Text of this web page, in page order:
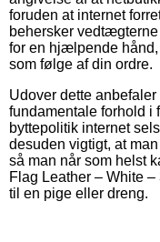
foruden at internet
behersker
for en hjælpende
som følge af din ordre.
Udover dette
fundamentale forhold i
byttepolitik internet
desuden vigtigt, at
så man når som helst
Flag Leather – White
til en pige eller dreng.